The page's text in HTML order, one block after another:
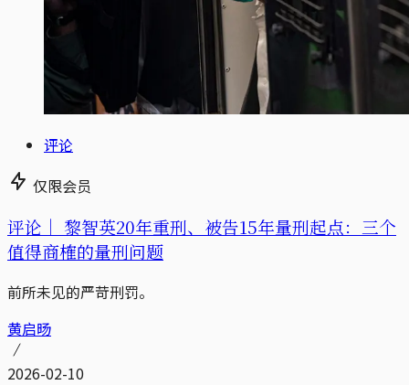
评论
仅限会员
评论｜ 黎智英20年重刑、被告15年量刑起点：三个
值得商榷的量刑问题
前所未见的严苛刑罚。
黄启旸
2026-02-10